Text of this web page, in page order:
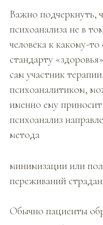
Важно подчеркнуть,
психоанализа не в
человека к какому-
стандарту
сам участник
психоаналитиком,
именно ему
психоанализ
метода
минимизации или
переживаний
Обычно пациенты